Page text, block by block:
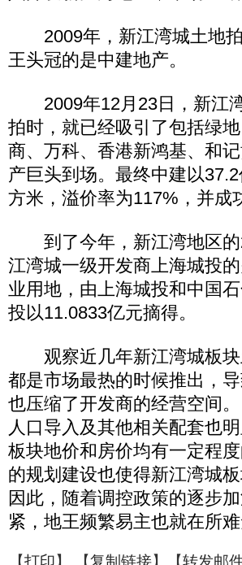
2009年，新江湾城土地拍
王头冠的是中建地产。
2009年12月23日，新江湾
拍时，就已经吸引了包括绿
商、万科、香港新鸿基、和
产巨头到场。最终中建以
方米，溢价率为117%，并成
到了今年，新江湾地区的
江湾城一级开发商上海城投
业用地，由上海城投和中国
投以11.0833亿元摘得。
观察近几年新江湾城板块
都是市场最热的时候推出，
也压缩了开发商的经营空间
人口导入及其他相关配套也
板块地价和房价均有一定程
的规划建设也使得新江湾城
因此，随着调控政策的逐步
紧，地王频繁易主也就在所难
【打印】 【复制链接】【转发邮